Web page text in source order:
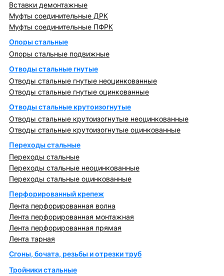
Вставки демонтажные
Муфты соединительные ДРК
Муфты соединительные ПФРК
Опоры стальные
Опоры стальные подвижные
Отводы стальные гнутые
Отводы стальные гнутые неоцинкованные
Отводы стальные гнутые оцинкованные
Отводы стальные крутоизогнутые
Отводы стальные крутоизогнутые неоцинкованные
Отводы стальные крутоизогнутые оцинкованные
Переходы стальные
Переходы стальные
Переходы стальные неоцинкованные
Переходы стальные оцинкованные
Перфорированный крепеж
Лента перфорированная волна
Лента перфорированная монтажная
Лента перфорированная прямая
Лента тарная
Сгоны, бочата, резьбы и отрезки труб
Тройники стальные